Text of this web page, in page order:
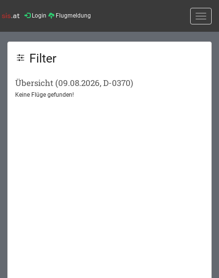
Login Flugmeldung
Toggle
Filter
Übersicht (09.08.2026, D-0370)
Keine Flüge gefunden!